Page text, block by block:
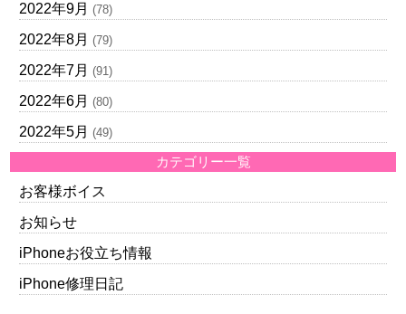
2022年9月 (78)
2022年8月 (79)
2022年7月 (91)
2022年6月 (80)
2022年5月 (49)
カテゴリー一覧
お客様ボイス
お知らせ
iPhoneお役立ち情報
iPhone修理日記